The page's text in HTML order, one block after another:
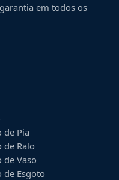
em todos os
de Pia
de Ralo
Vaso
de Esgoto